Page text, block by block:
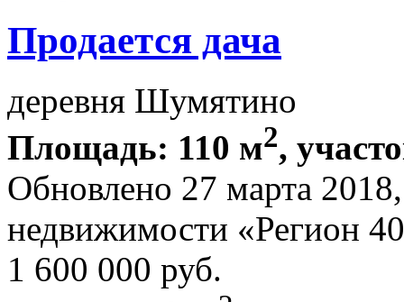
Продается дача
деревня Шумятино
Площадь: 110 м2,
Обновлено 27 марта
недвижимости «Регион
1 600 000 руб.